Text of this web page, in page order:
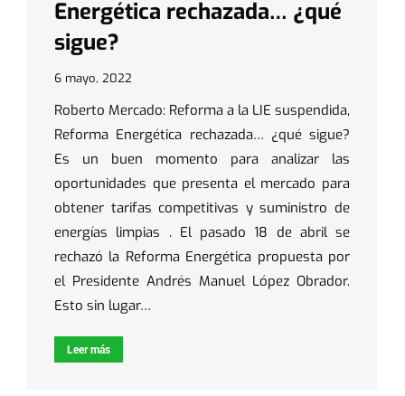
Energética rechazada… ¿qué
sigue?
6 mayo, 2022
Roberto Mercado: Reforma a la LIE suspendida,
Reforma Energética rechazada… ¿qué sigue?
Es un buen momento para analizar las
oportunidades que presenta el mercado para
obtener tarifas competitivas y suministro de
energías limpias . El pasado 18 de abril se
rechazó la Reforma Energética propuesta por
el Presidente Andrés Manuel López Obrador.
Esto sin lugar…
Leer más